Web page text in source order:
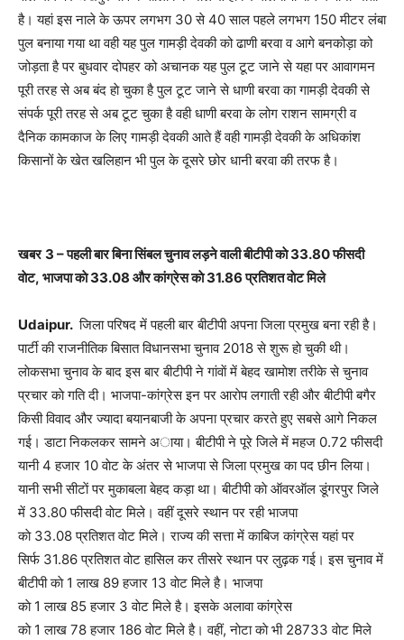
है। यहां इस नाले के ऊपर लगभग 30 से 40 साल पहले लगभग 150 मीटर लंबा
पुल बनाया गया था वही यह पुल गामड़ी देवकी को ढाणी बरवा व आगे बनकोड़ा को
जोड़ता है पर बुधवार दोपहर को अचानक यह पुल टूट जाने से यहा पर आवागमन
पूरी तरह से अब बंद हाे चुका है पुल टूट जाने से धाणी बरवा का गामड़ी देवकी से
संपर्क पूरी तरह से अब टूट चुका है वही धाणी बरवा के लोग राशन सामग्री व
दैनिक कामकाज के लिए गामड़ी देवकी आते हैं वही गामड़ी देवकी के अधिकांश
किसानों के खेत खलिहान भी पुल के दूसरे छोर धानी बरवा की तरफ है।
खबर 3 –पहली बार बिना सिंबल चुनाव लड़ने वाली बीटीपी काे 33.80फीसदी
वाेट, भाजपा काे 33.08 और कांग्रेस काे 31.86 प्रतिशत वाेट मिले
Udaipur. जिला परिषद में पहली बार बीटीपी अपना जिला प्रमुख बना रही है।
पार्टी की राजनीतिक बिसात विधानसभा चुनाव 2018 से शुरू हाे चुकी थी।
लाेकसभा चुनाव के बाद इस बार बीटीपी ने गांवाें में बेहद खामाेश तरीके से चुनाव
प्रचार काे गति दी। भाजपा-कांग्रेस इन पर आराेप लगाती रही और बीटीपी बगैर
किसी विवाद और ज्यादा बयानबाजी के अपना प्रचार करते हुए सबसे आगे निकल
गई। डाटा निकलकर सामने अाया। बीटीपी ने पूरे जिले में महज 0.72 फीसदी
यानी 4 हजार 10 वाेट के अंतर से भाजपा से जिला प्रमुख का पद छीन लिया।
यानी सभी सीटाें पर मुकाबला बेहद कड़ा था। बीटीपी काे ऑवरऑल डूंगरपुर जिले
में 33.80 फीसदी वाेट मिले। वहीं दूसरे स्थान पर रही भाजपा
काे 33.08 प्रतिशत वाेट मिले। राज्य की सत्ता में काबिज कांग्रेस यहां पर
सिर्फ 31.86 प्रतिशत वाेट हासिल कर तीसरे स्थान पर लुढ़क गई। इस चुनाव में
बीटीपी काे 1 लाख 89 हजार 13 वाेट मिले है। भाजपा
काे 1 लाख 85 हजार 3 वाेट मिले है। इसके अलावा कांग्रेस
काे 1 लाख 78 हजार 186 वाेट मिले है। वहीं, नाेटा काे भी 28733 वाेट मिले